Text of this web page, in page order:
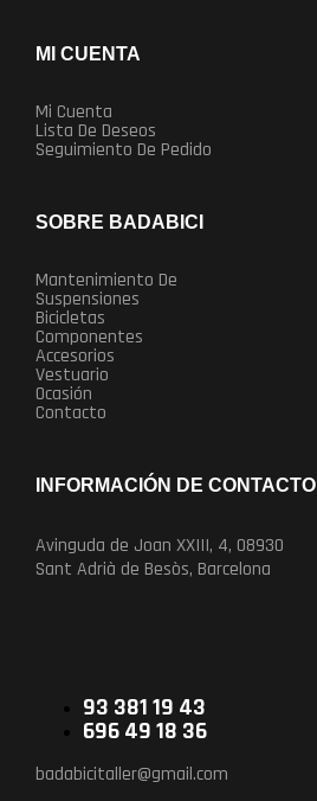
MI CUENTA
Mi Cuenta
Lista De Deseos
Seguimiento De Pedido
SOBRE BADABICI
Mantenimiento De
Suspensiones
Bicicletas
Componentes
Accesorios
Vestuario
Ocasión
Contacto
INFORMACIÓN DE CONTACTO
Avinguda de Joan XXIII, 4, 08930
Sant Adrià de Besòs, Barcelona
93 381 19 43
696 49 18 36
badabicitaller@gmail.com